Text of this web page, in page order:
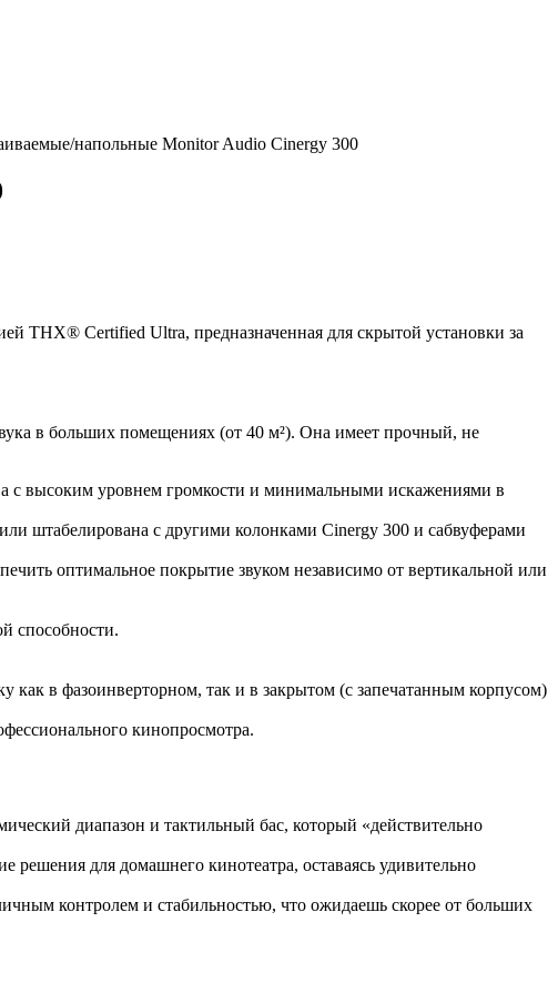
напольные Monitor Audio Cinergy 300
THX® Certified Ultra, предназначенная для скрытой установки за
в больших помещениях (от 40 м²). Она имеет прочный, не
с высоким уровнем громкости и минимальными искажениями в
штабелирована с другими колонками Cinergy 300 и сабвуферами
оптимальное покрытие звуком независимо от вертикальной или
способности.
как в фазоинверторном, так и в закрытом (с запечатанным корпусом)
кинопросмотра.
диапазон и тактильный бас, который «действительно
решения для домашнего кинотеатра, оставаясь удивительно
контролем и стабильностью, что ожидаешь скорее от больших